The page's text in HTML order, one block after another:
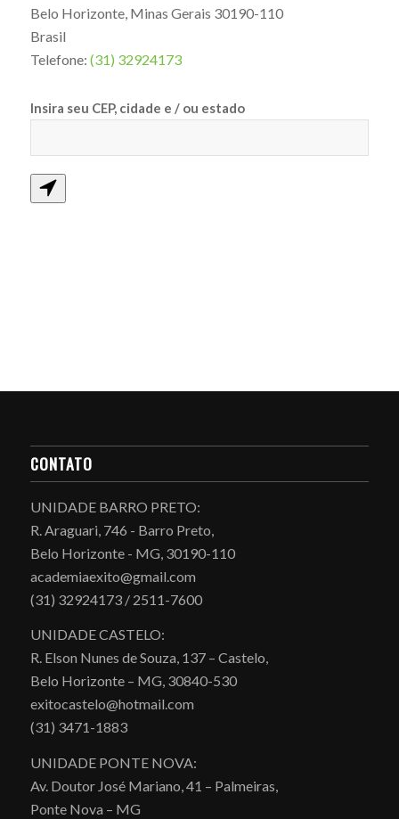
Belo Horizonte, Minas Gerais 30190-110
Brasil
Telefone: (31) 32924173
Insira seu CEP, cidade e / ou estado
CONTATO
UNIDADE BARRO PRETO:
R. Araguari, 746 - Barro Preto,
Belo Horizonte - MG, 30190-110
academiaexito@gmail.com
(31) 32924173 / 2511-7600
UNIDADE CASTELO:
R. Elson Nunes de Souza, 137 – Castelo,
Belo Horizonte – MG, 30840-530
exitocastelo@hotmail.com
(31) 3471-1883
UNIDADE PONTE NOVA:
Av. Doutor José Mariano, 41 – Palmeiras,
Ponte Nova – MG